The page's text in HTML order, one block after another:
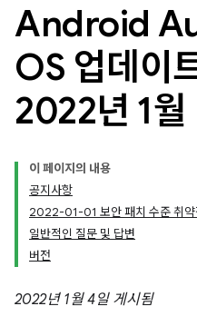
Android
OS 업데이
2022년 1월
이 페이지의 내용
공지사항
2022-01-01 보안 패치 수준 취약
일반적인 질문 및 답변
버전
2022년 1월 4일 게시됨